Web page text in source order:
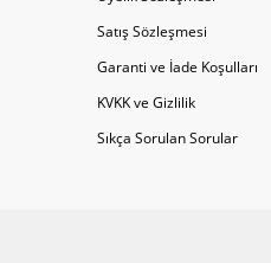
Satış Sözleşmesi
Garanti ve İade Koşulları
KVKK ve Gizlilik
Sıkça Sorulan Sorular